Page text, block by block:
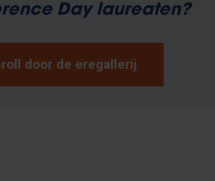
Day laureaten?
door de eregallerij